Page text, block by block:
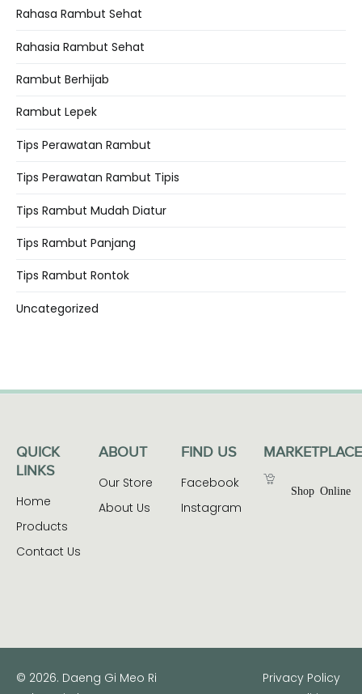
Rahasa Rambut Sehat
Rahasia Rambut Sehat
Rambut Berhijab
Rambut Lepek
Tips Perawatan Rambut
Tips Perawatan Rambut Tipis
Tips Rambut Mudah Diatur
Tips Rambut Panjang
Tips Rambut Rontok
Uncategorized
QUICK
LINKS
Home
Products
Contact Us
ABOUT
Our Store
About Us
FIND US
Facebook
Instagram
MARKETPLACE
Shop Online
© 2026. Daeng Gi Meo Ri
Privacy Policy